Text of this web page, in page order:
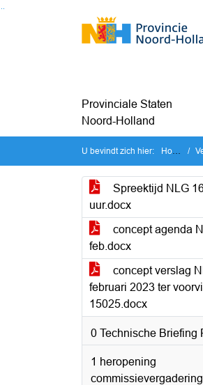
Ga naar de inhoud van deze pagina
Ga naar het zoeken
Provinciale Staten
Noord-Holland
U bevindt zich hier: Home
Spreektijd NLG
uur.docx
concept agenda
feb.docx
concept verslag
februari 2023 ter
15025.docx
0 Technische Briefing
1 heropening